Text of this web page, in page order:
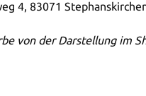
4, 83071
von der Darstellung im